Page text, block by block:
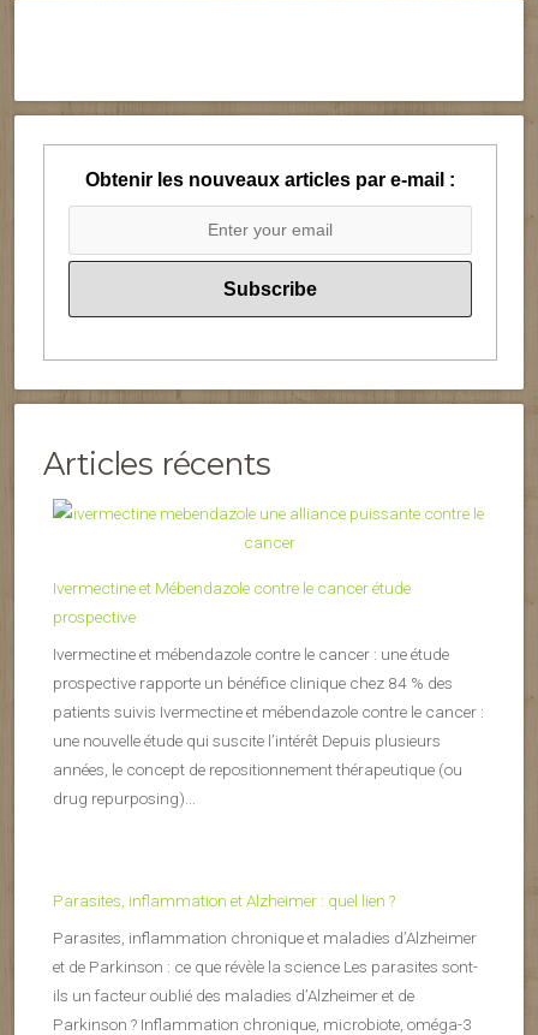
Obtenir les nouveaux articles par e-mail :
Articles récents
Ivermectine et Mébendazole contre le cancer étude
prospective
Ivermectine et mébendazole contre le cancer : une étude
prospective rapporte un bénéfice clinique chez 84 % des
patients suivis Ivermectine et mébendazole contre le cancer :
une nouvelle étude qui suscite l’intérêt Depuis plusieurs
années, le concept de repositionnement thérapeutique (ou
drug repurposing)...
Parasites, inflammation et Alzheimer : quel lien ?
Parasites, inflammation chronique et maladies d’Alzheimer
et de Parkinson : ce que révèle la science Les parasites sont-
ils un facteur oublié des maladies d’Alzheimer et de
Parkinson ? Inflammation chronique, microbiote, oméga-3